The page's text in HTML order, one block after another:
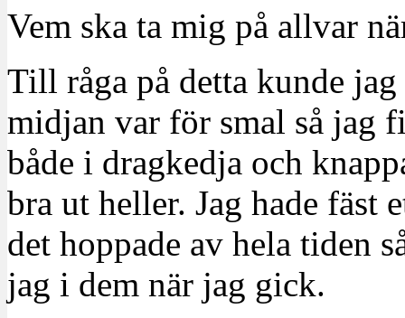
Vem ska ta mig på allvar
Till råga på detta kunde
midjan var för smal så jag
både i dragkedja och
bra ut heller. Jag hade fäst
det hoppade av hela tiden
jag i dem när jag gick.